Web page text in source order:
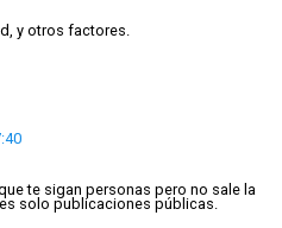
y otros factores.
te sigan personas pero no sale la
solo publicaciones públicas.